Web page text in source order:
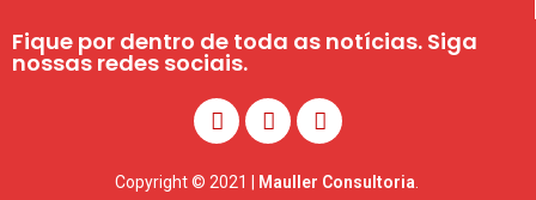
Fique por dentro de toda as notícias. Siga
nossas redes sociais.
Copyright © 2021 | Mauller Consultoria